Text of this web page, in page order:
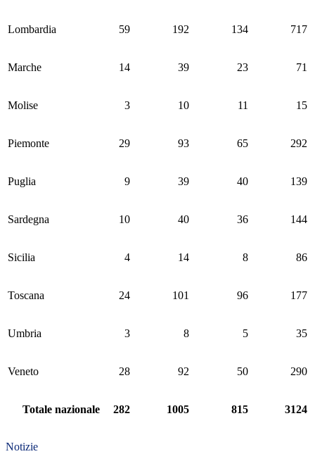
Lombardia 59 192 134 717
Marche 14 39 23 71
Molise 3 10 11 15
Piemonte 29 93 65 292
Puglia 9 39 40 139
Sardegna 10 40 36 144
Sicilia 4 14 8 86
Toscana 24 101 96 177
Umbria 3 8 5 35
Veneto 28 92 50 290
Totale nazionale 282 1005 815 3124
Notizie